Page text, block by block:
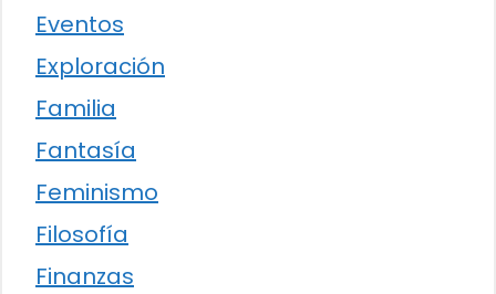
Eventos
Exploración
Familia
Fantasía
Feminismo
Filosofía
Finanzas